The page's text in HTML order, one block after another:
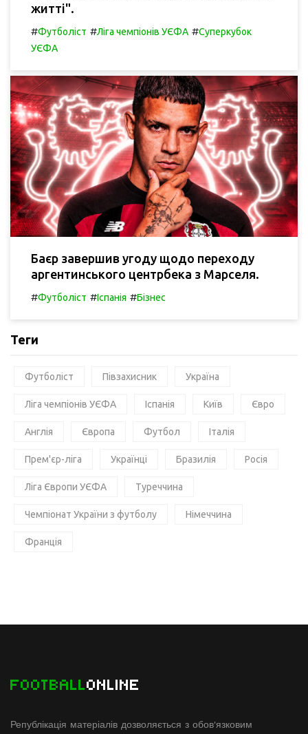
житті".
#Футболіст #Ліга чемпіонів УЄФА #Суперкубок
УЄФА
Баєр завершив угоду щодо переходу
аргентинського центрбека з Марселя.
#Футболіст #Іспанія #Бізнес
Теги
Футболіст Півзахисник Україна
Ліга чемпіонів УЄФА Іспанія Київ Євро
Англія Європа Футбол Італія
Прем'єр-ліга Українці Бразилія Росія
Ліга Європи УЄФА Туреччина
Чемпіонат України з футболу Німеччина
Франція
FOOTBALLONLINE
Републікація матеріалів дозволяється з обов'язковим